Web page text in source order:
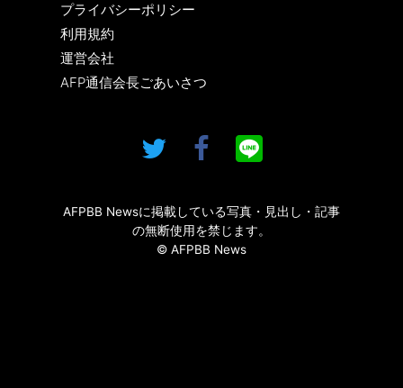
プライバシーポリシー
利用規約
運営会社
AFP通信会長ごあいさつ
AFPBB Newsに掲載している写真・見出し・記事
の無断使用を禁じます。
© AFPBB News